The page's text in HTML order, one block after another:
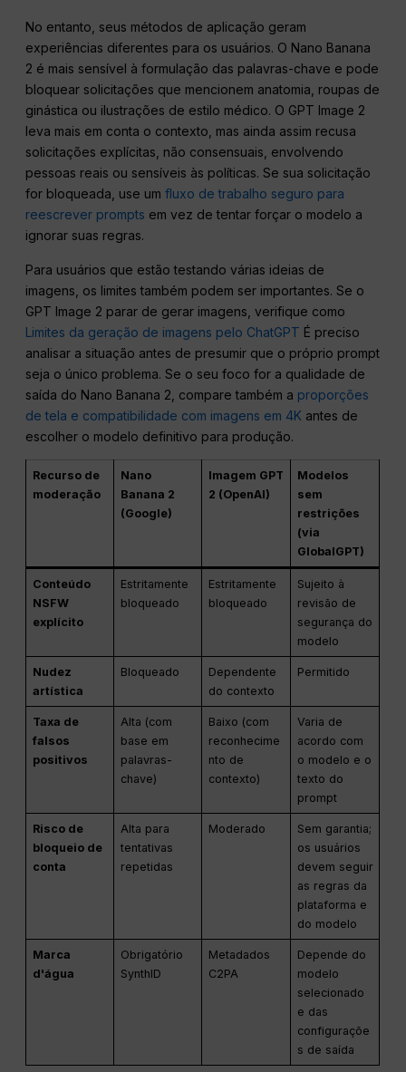
No entanto, seus métodos de aplicação geram
experiências diferentes para os usuários. O Nano Banana
2 é mais sensível à formulação das palavras-chave e pode
bloquear solicitações que mencionem anatomia, roupas de
ginástica ou ilustrações de estilo médico. O GPT Image 2
leva mais em conta o contexto, mas ainda assim recusa
solicitações explícitas, não consensuais, envolvendo
pessoas reais ou sensíveis às políticas. Se sua solicitação
for bloqueada, use umfluxo de trabalho seguro para
reescrever prompts em vez de tentar forçar o modelo a
ignorar suas regras.
Para usuários que estão testando várias ideias de
imagens, os limites também podem ser importantes. Se o
GPT Image 2 parar de gerar imagens, verifique como
Limites da geração de imagens pelo ChatGPT É preciso
analisar a situação antes de presumir que o próprio prompt
seja o único problema. Se o seu foco for a qualidade de
saída do Nano Banana 2, compare também a proporções
de tela e compatibilidade com imagens em 4K antes de
escolher o modelo definitivo para produção.
Recurso de
moderação
Nano
Banana 2
(Google)
Imagem GPT
2 (OpenAI)
Modelos
sem
restrições
(via
GlobalGPT)
Conteúdo
NSFW
explícito
Estritamente
bloqueado
Estritamente
bloqueado
Sujeito à
revisão de
segurança do
modelo
Nudez
artística
Bloqueado
Dependente
do contexto
Permitido
Taxa de
falsos
positivos
Alta (com
base em
palavras-
chave)
Baixo (com
reconhecime
nto de
contexto)
Varia de
acordo com
o modelo e o
texto do
prompt
Risco de
bloqueio de
conta
Alta para
tentativas
repetidas
Moderado
Sem garantia;
os usuários
devem seguir
as regras da
plataforma e
do modelo
Marca
d'água
Obrigatório
SynthID
Metadados
C2PA
Depende do
modelo
selecionado
e das
configuraçõe
s de saída